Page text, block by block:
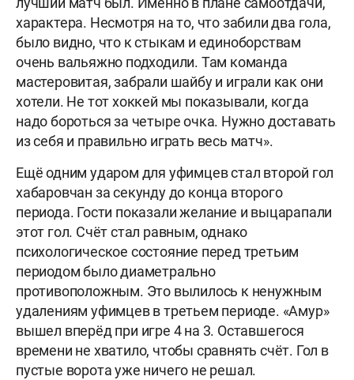
характера. Несмотря на то, что забили два гола,
было видно, что к стыкам и единоборствам
очень вальяжно подходили. Там команда
мастеровитая, забрали шайбу и играли как они
хотели. Не тот хоккей мы показывали, когда
надо бороться за четыре очка. Нужно доставать
из себя и правильно играть весь матч».
Ещё одним ударом для уфимцев стал второй гол
хабаровчан за секунду до конца второго
периода. Гости показали желание и выцарапали
этот гол. Счёт стал равным, однако
психологическое состояние перед третьим
периодом было диаметрально
противоположным. Это вылилось к ненужным
удалениям уфимцев в третьем периоде. «Амур»
вышел вперёд при игре 4 на 3. Оставшегося
времени не хватило, чтобы сравнять счёт. Гол в
пустые ворота уже ничего не решал.